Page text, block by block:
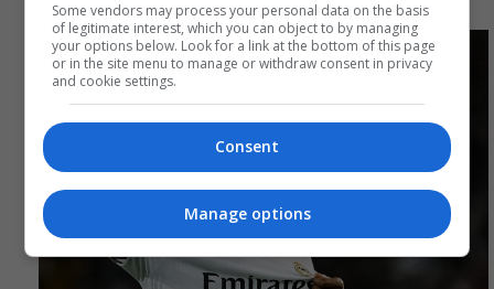
Some vendors may process your personal data on the basis
of legitimate interest, which you can object to by managing
your options below. Look for a link at the bottom of this page
or in the site menu to manage or withdraw consent in privacy
and cookie settings.
Consent
Manage options